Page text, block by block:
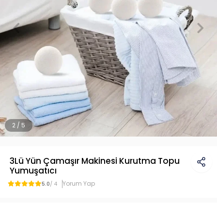
2 / 5
3Lü Yün Çamaşır Makinesi Kurutma Topu
Yumuşatıcı
5.0/ 4 Yorum Yap